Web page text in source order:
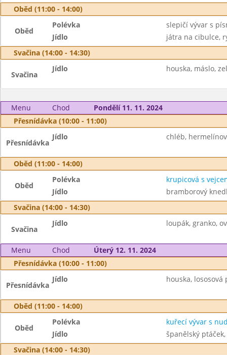
Oběd (11:00 - 14:00)
Oběd
Polévka
slepičí vývar s
Jídlo
játra na cibulce,
Svačina (14:00 - 14:30)
Svačina
Jídlo houska, máslo,
Menu Chod
Pondělí 11. 11. 2024
Přesnídávka (10:00 - 11:00)
Přesnídávka
Jídlo chléb,
Oběd (11:00 - 14:00)
Oběd
Polévka
krupicová s
Jídlo
bramborový
Svačina (14:00 - 14:30)
Svačina
Jídlo loupák, granko,
Menu Chod
Úterý 12. 11. 2024
Přesnídávka (10:00 - 11:00)
Přesnídávka
Jídlo houska, lososová
Oběd (11:00 - 14:00)
Oběd
Polévka
kuřecí vývar s
Jídlo
španělský
Svačina (14:00 - 14:30)